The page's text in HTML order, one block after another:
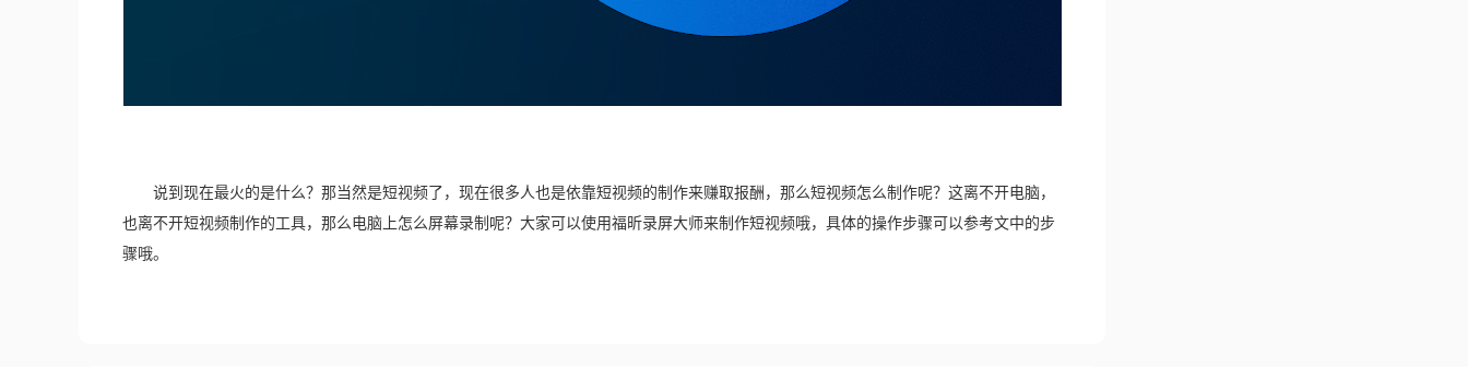
说到现在最火的是什么？那当然是短视频了，现在很多人也是依靠短视频的制作来赚取报酬，那么短视频怎么制作呢？这离不开电脑，
也离不开短视频制作的工具，那么电脑上怎么屏幕录制呢？大家可以使用福昕录屏大师来制作短视频哦，具体的操作步骤可以参考文中的步
骤哦。